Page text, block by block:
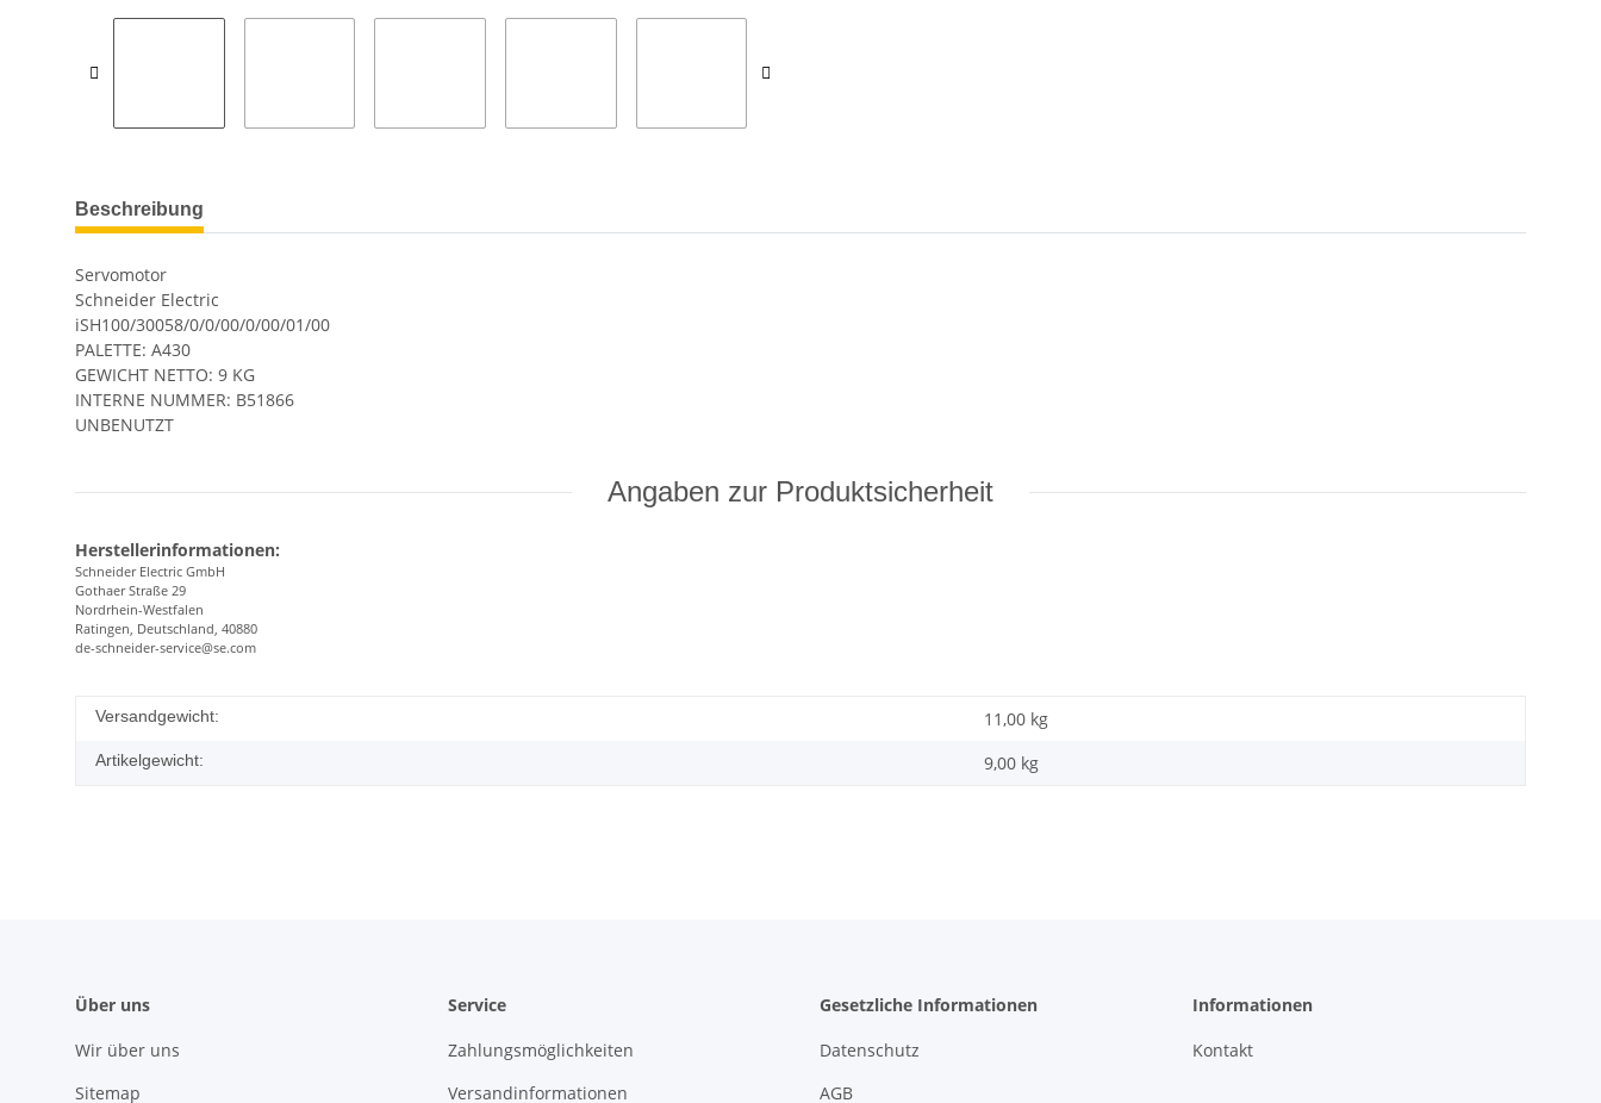
Beschreibung
Servomotor
Schneider Electric
iSH100/30058/0/0/00/0/00/01/00
PALETTE: A430
GEWICHT NETTO: 9 KG
INTERNE NUMMER: B51866
UNBENUTZT
Angaben zur Produktsicherheit
Herstellerinformationen:
Schneider Electric GmbH
Gothaer Straße 29
Nordrhein-Westfalen
Ratingen, Deutschland, 40880
de-schneider-service@se.com
Versandgewicht: 11,00 kg
Artikelgewicht: 9,00 kg
Über uns
Wir über uns
Sitemap
Service
Zahlungsmöglichkeiten
Versandinformationen
Gesetzliche Informationen
Datenschutz
AGB
Informationen
Kontakt